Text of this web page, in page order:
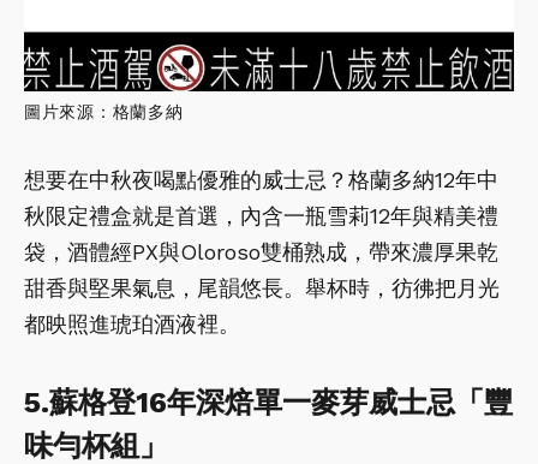
圖片來源：格蘭多納
想要在中秋夜喝點優雅的威士忌？格蘭多納12年中
秋限定禮盒就是首選，內含一瓶雪莉12年與精美禮
袋，酒體經PX與Oloroso雙桶熟成，帶來濃厚果乾
甜香與堅果氣息，尾韻悠長。舉杯時，彷彿把月光
都映照進琥珀酒液裡。
5.蘇格登16年深焙單一麥芽威士忌「豐
味勻杯組」